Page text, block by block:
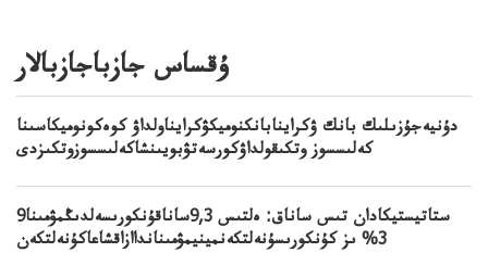
ۇقساس جازباجازبالار
دۇنيەجۇزىلىك بانك ۋكراينابانكنوميكۋكرايناولداۋ كوەكونوميكاسىنا
كەلىسسوز وتكىقولداۋكورسەتۋبويىنشاكەلىسسوزوتكىزدى
ستاتيستيكادان تىس ساناق: ەلتىس 9,3ساناقۇنكورىسەلدىڭمۋمىنا9
3% ىز كۇنكورىسۇنەلتكەنمينيمۋمىنانداازاقشاعاكۇنەلتكەن